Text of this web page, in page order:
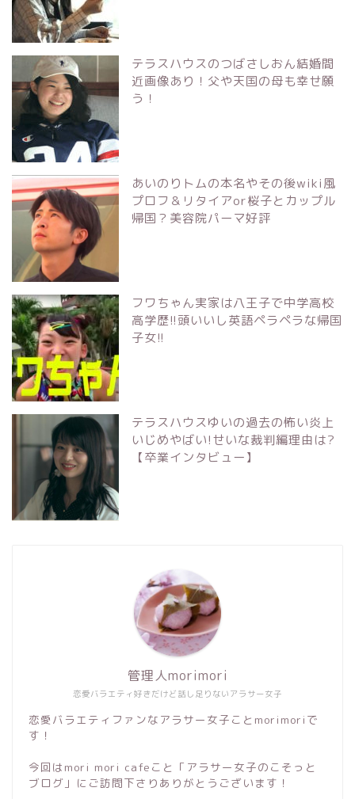
テラスハウスのつばさしおん結婚間
近画像あり！父や天国の母も幸せ願
う！
あいのりトムの本名やその後wiki風
プロフ＆リタイアor桜子とカップル
帰国？美容院パーマ好評
フワちゃん実家は八王子で中学高校
高学歴!!頭いいし英語ペラペラな帰国
子女!!
テラスハウスゆいの過去の怖い炎上
いじめやばい!せいな裁判編理由は?
【卒業インタビュー】
恋愛バラエティ好きだけど話し足りないアラサー女子
管理人morimori
恋愛バラエティファンなアラサー女子ことmorimoriで
す！
今回はmori mori cafeこと「アラサー女子のこそっと
ブログ」にご訪問下さりありがとうございます！